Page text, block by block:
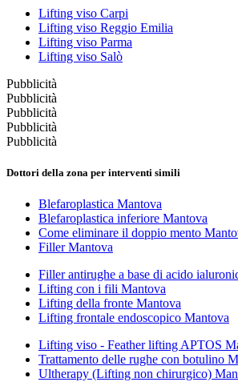
Lifting viso Carpi
Lifting viso Reggio Emilia
Lifting viso Parma
Lifting viso Salò
Pubblicità
Pubblicità
Pubblicità
Pubblicità
Pubblicità
Dottori della zona per interventi simili
Blefaroplastica Mantova
Blefaroplastica inferiore Mantova
Come eliminare il doppio mento
Filler Mantova
Filler antirughe a base di acido
Lifting con i fili Mantova
Lifting della fronte Mantova
Lifting frontale endoscopico Mantova
Lifting viso - Feather lifting APTOS
Trattamento delle rughe con botulino
Ultherapy (Lifting non chirurgico)